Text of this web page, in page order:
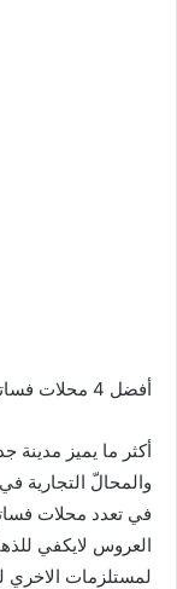
أفضل 4 محلات فساتين زفاف في جدة
أكثر ما يميز مدينة
والمحالّ التجارية
في تعدد محلات
العروس لايكفي
لمستلزمات الاخري